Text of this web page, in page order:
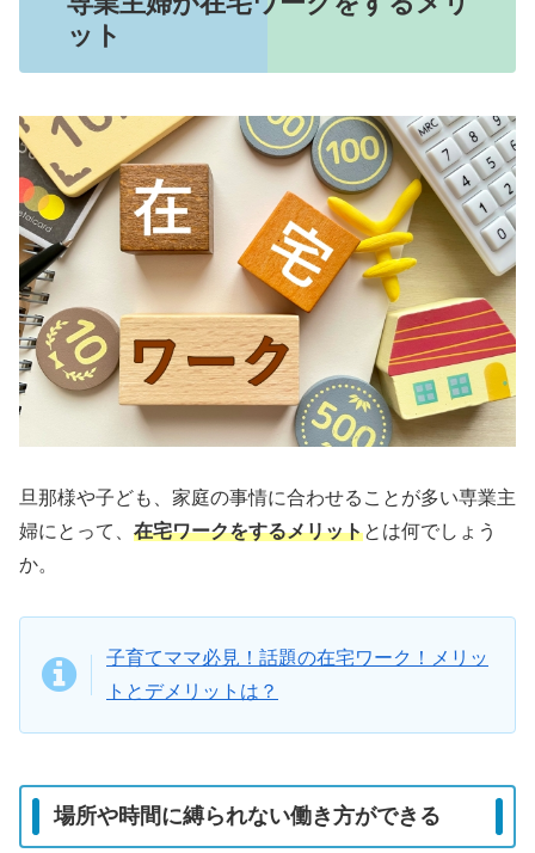
ット
旦那様や子ども、家庭の事情に合わせることが多い専業主
婦にとって、 在宅ワークをするメリットとは何でしょう
か。
子育てママ必見！話題の在宅ワーク！メリッ
トとデメリットは？
場所や時間に縛られない働き方ができる